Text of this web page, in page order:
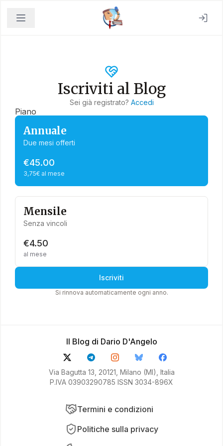
Iscriviti al Blog
Sei già registrato? Accedi
Piano
Annuale
Due mesi offerti
€45.00
3,75€ al mese
Mensile
Senza vincoli
€4.50
al mese
Iscriviti
Si rinnova automaticamente ogni anno.
Termini e condizioni
Politiche sulla privacy
Il Blog di Dario D'Angelo
Via Bagutta 13, 20121, Milano (MI), Italia
P.IVA 03903290785 ISSN 3034-896X